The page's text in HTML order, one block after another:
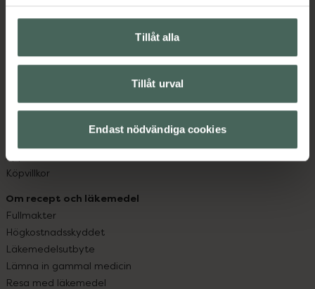
Tillåt alla
Tillåt urval
Endast nödvändiga cookies
Kundservice
Vanliga frågor
Leverans, betalning och retur
App
Köpvillkor
Om recept och läkemedel
Fullmakter
Högkostnadsskyddet
Läkemedelsutbyte
Lämna in gammal medicin
Resa med läkemedel